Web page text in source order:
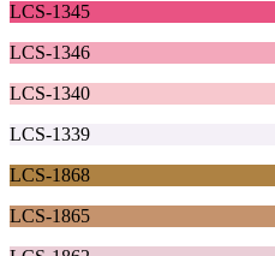
LCS-1345
LCS-1346
LCS-1340
LCS-1339
LCS-1868
LCS-1865